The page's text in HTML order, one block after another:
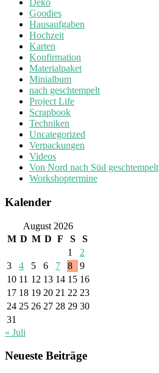
Deko
Goodies
Hausaufgaben
Hochzeit
Karten
Konfirmation
Materialpaket
Minialbum
nach geschtempelt
Project Life
Scrapbook
Techniken
Uncategorized
Verpackungen
Videos
Von Nord nach Süd geschtempelt
Workshoptermine
Kalender
August 2026
M D M D F S
S
1
2
3
4 5 6 7 8
9
10 11 12 13 14 15 16
17 18 19 20 21 22 23
24 25 26 27 28 29 30
31
« Juli
Neueste Beiträge